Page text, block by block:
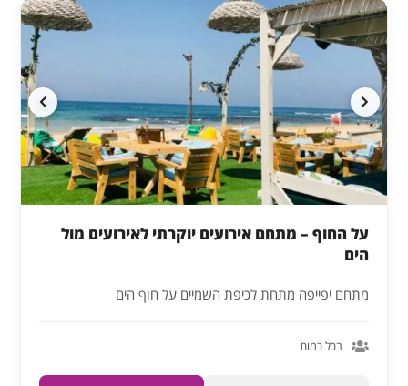
על החוף – מתחם אירועים יוקרתי לאירועים מול
הים
מתחם יפייפה מתחת לכיפת השמיים על חוף הים
בכל כמות